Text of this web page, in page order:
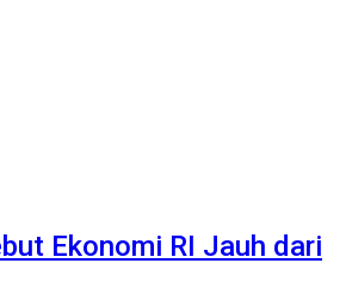
Ekonomi RI Jauh dari